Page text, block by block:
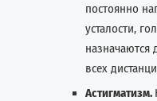
постоянно
усталости,
назначаются
всех
Астигматизм.